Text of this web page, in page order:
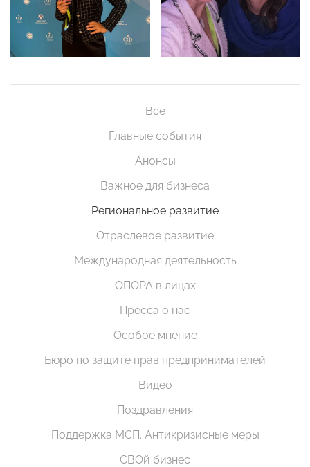
Все
Главные события
Анонсы
Важное для бизнеса
Региональное развитие
Отраслевое развитие
Международная деятельность
ОПОРА в лицах
Пресса о нас
Особое мнение
Бюро по защите прав предпринимателей
Видео
Поздравления
Поддержка МСП. Антикризисные меры
СВОй бизнес